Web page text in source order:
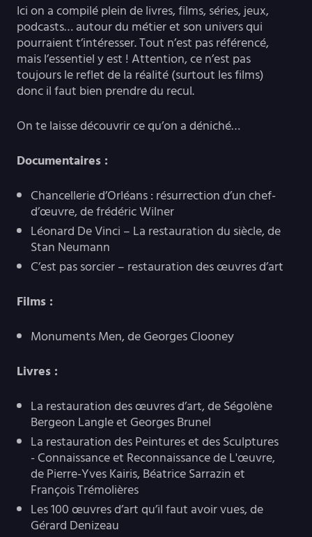
Ici on a compilé plein de livres, films, séries, jeux,
podcasts… autour du métier et son univers qui
pourraient t’intéresser. Tout n’est pas référencé,
mais l’essentiel y est ! Attention, ce n’est pas
toujours le reflet de la réalité (surtout les films)
donc il faut bien prendre du recul.
On te laisse découvrir ce qu’on a déniché…
Documentaires :
Chancellerie d’Orléans : résurrection d’un chef-
d’œuvre, de frédéric Wilner
Léonard De Vinci – La restauration du siècle, de
Stan Neumann
C’est pas sorcier – restauration des œuvres d’art
Films :
Monuments Men, de Georges Clooney
Livres :
La restauration des œuvres d’art, de Ségolène
Bergeon Langle et Georges Brunel
La restauration des Peintures et des Sculptures
- Connaissance et Reconnaissance de L'œuvre,
de Pierre-Yves Kairis, Béatrice Sarrazin et
François Trémolières
Les 100 œuvres d’art qu’il faut avoir vues, de
Gérard Denizeau